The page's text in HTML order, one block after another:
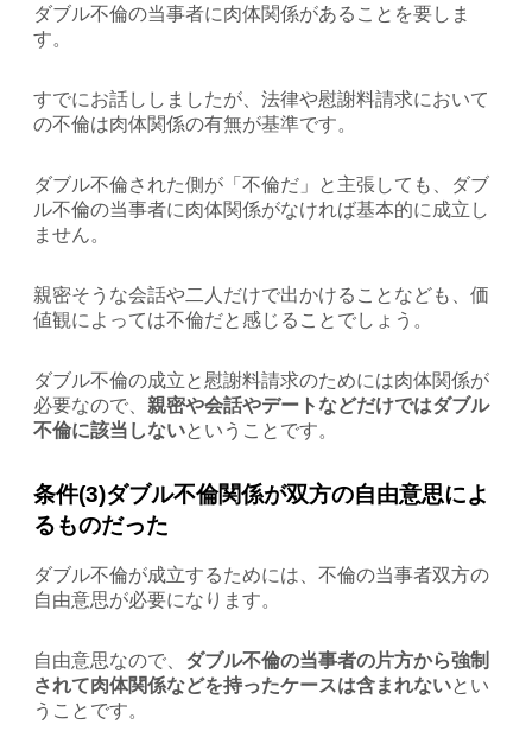
ダブル不倫の当事者に肉体関係があることを要しま
す。
すでにお話ししましたが、法律や慰謝料請求において
の不倫は肉体関係の有無が基準です。
ダブル不倫された側が「不倫だ」と主張しても、ダブ
ル不倫の当事者に肉体関係がなければ基本的に成立し
ません。
親密そうな会話や二人だけで出かけることなども、価
値観によっては不倫だと感じることでしょう。
ダブル不倫の成立と慰謝料請求のためには肉体関係が
必要なので、 親密や会話やデートなどだけではダブル
不倫に該当しないということです。
条件(3)ダブル不倫関係が双方の自由意思によ
るものだった
ダブル不倫が成立するためには、不倫の当事者双方の
自由意思が必要になります。
自由意思なので、 ダブル不倫の当事者の片方から強制
されて肉体関係などを持ったケースは含まれないとい
うことです。